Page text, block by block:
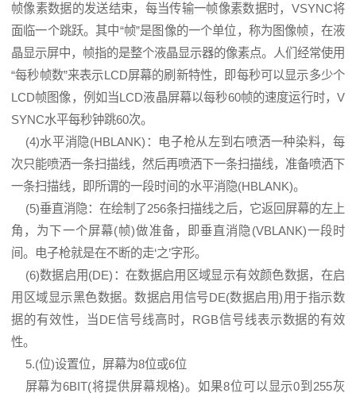
帧像素数据的发送结束，每当传输一帧像素数据时，VSYNC将
面临一个跳跃。其中“帧”是图像的一个单位，称为图像帧，在液
晶显示屏中，帧指的是整个液晶显示器的像素点。人们经常使用
“每秒帧数”来表示LCD屏幕的刷新特性，即每秒可以显示多少个
LCD帧图像，例如当LCD液晶屏幕以每秒60帧的速度运行时，V
SYNC水平每秒钟跳60次。
(4)水平消隐(HBLANK)：电子枪从左到右喷洒一种染料，每
次只能喷洒一条扫描线，然后再喷洒下一条扫描线，准备喷洒下
一条扫描线，即所谓的一段时间的水平消隐(HBLANK)。
(5)垂直消隐：在绘制了256条扫描线之后，它返回屏幕的左上
角，为下一个屏幕(帧)做准备，即垂直消隐(VBLANK)一段时
间。电子枪就是在不断的走‘之’字形。
(6)数据启用(DE)：在数据启用区域显示有效颜色数据，在启
用区域显示黑色数据。数据启用信号DE(数据启用)用于指示数
据的有效性，当DE信号线高时，RGB信号线表示数据的有效
性。
5.(位)设置位，屏幕为8位或6位
屏幕为6BIT(将提供屏幕规格)。如果8位可以显示0到255灰